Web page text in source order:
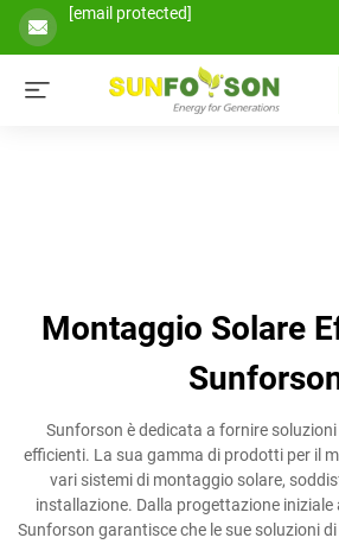
[email protected]
Montaggio Solare
Sunforson è dedicata a fornire
efficienti. La sua gamma di prodotti per il
vari sistemi di montaggio solare,
installazione. Dalla progettazione iniziale
Sunforson garantisce che le sue soluzioni